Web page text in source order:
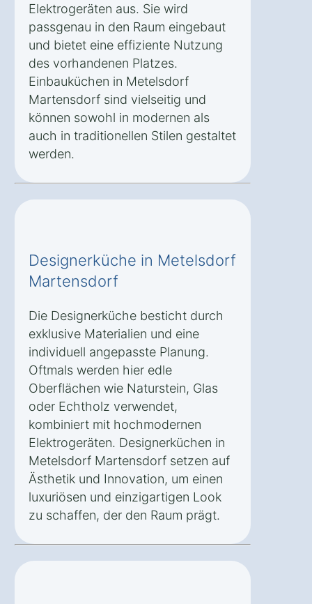
Elektrogeräten aus. Sie wird
passgenau in den Raum eingebaut
und bietet eine effiziente Nutzung
des vorhandenen Platzes.
Einbauküchen in Metelsdorf
Martensdorf sind vielseitig und
können sowohl in modernen als
auch in traditionellen Stilen gestaltet
werden.
Designerküche in Metelsdorf
Martensdorf
Die Designerküche besticht durch
exklusive Materialien und eine
individuell angepasste Planung.
Oftmals werden hier edle
Oberflächen wie Naturstein, Glas
oder Echtholz verwendet,
kombiniert mit hochmodernen
Elektrogeräten. Designerküchen in
Metelsdorf Martensdorf setzen auf
Ästhetik und Innovation, um einen
luxuriösen und einzigartigen Look
zu schaffen, der den Raum prägt.